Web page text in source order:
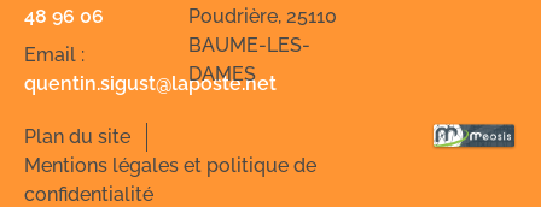
48 96 06
Email :
quentin.sigust@laposte.net
Poudrière, 25110
BAUME-LES-
DAMES
Plan du site
Mentions légales et politique de
confidentialité